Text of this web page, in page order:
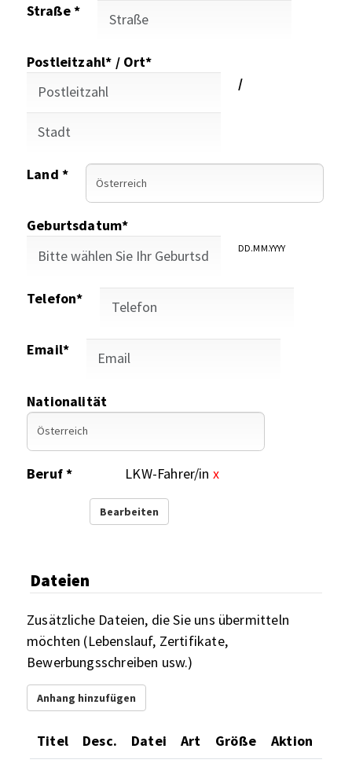
Straße *
Postleitzahl* / Ort*
/
Land *
Geburtsdatum*
DD.MM.YYYY
Telefon*
Email*
Nationalität
Beruf * LKW-Fahrer/in x
Bearbeiten
Dateien
Zusätzliche Dateien, die Sie uns übermitteln
möchten (Lebenslauf, Zertifikate,
Bewerbungsschreiben usw.)
Anhang hinzufügen
Titel Desc. Datei Art Größe Aktion